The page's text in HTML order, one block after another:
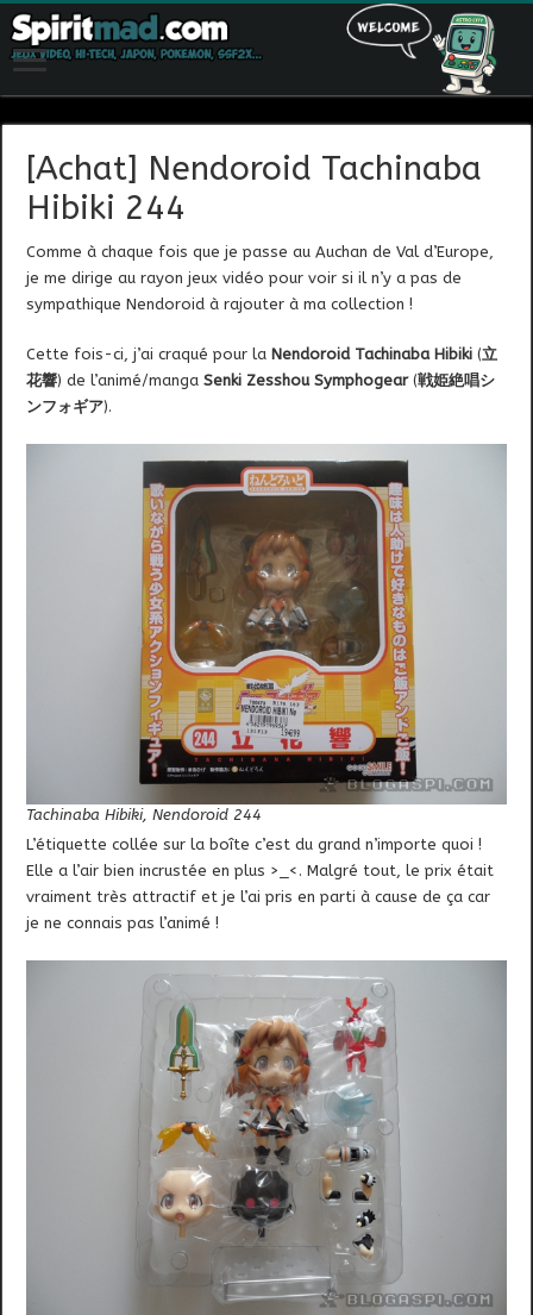
[Achat] Nendoroid Tachinaba
Hibiki 244
Comme à chaque fois que je passe au Auchan de Val d’Europe,
je me dirige au rayon jeux vidéo pour voir si il n’y a pas de
sympathique Nendoroid à rajouter à ma collection !
Cette fois-ci, j’ai craqué pour la Nendoroid Tachinaba Hibiki (立
花響) de l’animé/mangaSenki Zesshou Symphogear(戦姫絶唱シ
ンフォギア).
Tachinaba Hibiki, Nendoroid 244
L’étiquette collée sur la boîte c’est du grand n’importe quoi !
Elle a l’air bien incrustée en plus >_<. Malgré tout, le prix était
vraiment très attractif et je l’ai pris en parti à cause de ça car
je ne connais pas l’animé !